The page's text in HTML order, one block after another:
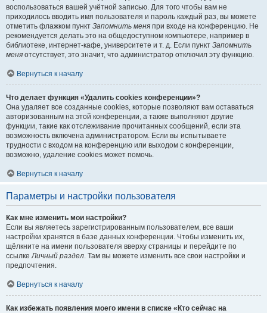
воспользоваться вашей учётной записью. Для того чтобы вам не
приходилось вводить имя пользователя и пароль каждый раз, вы можете
отметить флажком пункт Запомнить меня при входе на конференцию. Не
рекомендуется делать это на общедоступном компьютере, например в
библиотеке, интернет-кафе, университете и т. д. Если пункт Запомнить
меня отсутствует, это значит, что администратор отключил эту функцию.
Вернуться к началу
Что делает функция «Удалить cookies конференции»?
Она удаляет все созданные cookies, которые позволяют вам оставаться
авторизованным на этой конференции, а также выполняют другие
функции, такие как отслеживание прочитанных сообщений, если эта
возможность включена администратором. Если вы испытываете
трудности с входом на конференцию или выходом с конференции,
возможно, удаление cookies может помочь.
Вернуться к началу
Параметры и настройки пользователя
Как мне изменить мои настройки?
Если вы являетесь зарегистрированным пользователем, все ваши
настройки хранятся в базе данных конференции. Чтобы изменить их,
щёлкните на имени пользователя вверху страницы и перейдите по
ссылкеЛичный раздел. Там вы можете изменить все свои настройки и
предпочтения.
Вернуться к началу
Как избежать появления моего имени в списке «Кто сейчас на